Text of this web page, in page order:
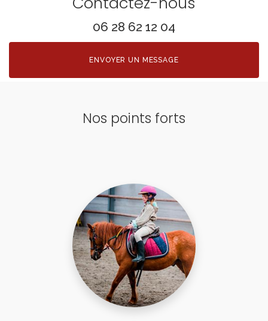
06 28 62 12 04
ENVOYER UN MESSAGE
Nos points forts